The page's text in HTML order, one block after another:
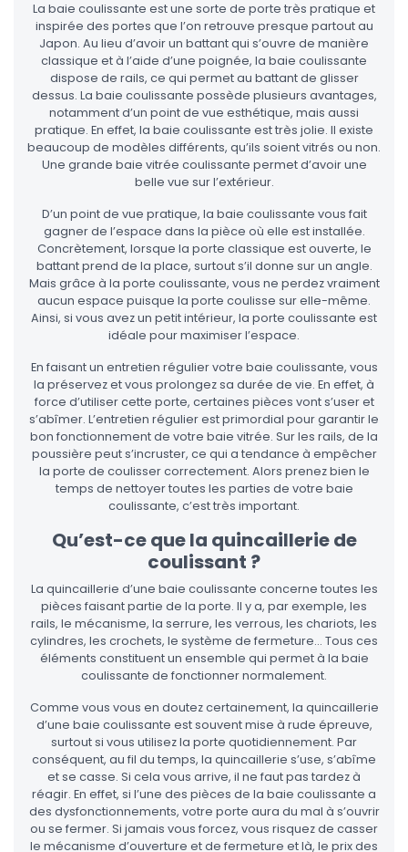
La baie coulissante est une sorte de porte très pratique et
inspirée des portes que l’on retrouve presque partout au
Japon. Au lieu d’avoir un battant qui s’ouvre de manière
classique et à l’aide d’une poignée, la baie coulissante
dispose de rails, ce qui permet au battant de glisser
dessus. La baie coulissante possède plusieurs avantages,
notamment d’un point de vue esthétique, mais aussi
pratique. En effet, la baie coulissante est très jolie. Il existe
beaucoup de modèles différents, qu’ils soient vitrés ou non.
Une grande baie vitrée coulissante permet d’avoir une
belle vue sur l’extérieur.
D’un point de vue pratique, la baie coulissante vous fait
gagner de l’espace dans la pièce où elle est installée.
Concrètement, lorsque la porte classique est ouverte, le
battant prend de la place, surtout s’il donne sur un angle.
Mais grâce à la porte coulissante, vous ne perdez vraiment
aucun espace puisque la porte coulisse sur elle-même.
Ainsi, si vous avez un petit intérieur, la porte coulissante est
idéale pour maximiser l’espace.
En faisant un entretien régulier votre baie coulissante, vous
la préservez et vous prolongez sa durée de vie. En effet, à
force d’utiliser cette porte, certaines pièces vont s’user et
s’abîmer. L’entretien régulier est primordial pour garantir le
bon fonctionnement de votre baie vitrée. Sur les rails, de la
poussière peut s’incruster, ce qui a tendance à empêcher
la porte de coulisser correctement. Alors prenez bien le
temps de nettoyer toutes les parties de votre baie
coulissante, c’est très important.
Qu’est-ce que la quincaillerie de
coulissant ?
La quincaillerie d’une baie coulissante concerne toutes les
pièces faisant partie de la porte. Il y a, par exemple, les
rails, le mécanisme, la serrure, les verrous, les chariots, les
cylindres, les crochets, le système de fermeture… Tous ces
éléments constituent un ensemble qui permet à la baie
coulissante de fonctionner normalement.
Comme vous vous en doutez certainement, la quincaillerie
d’une baie coulissante est souvent mise à rude épreuve,
surtout si vous utilisez la porte quotidiennement. Par
conséquent, au fil du temps, la quincaillerie s’use, s’abîme
et se casse. Si cela vous arrive, il ne faut pas tardez à
réagir. En effet, si l’une des pièces de la baie coulissante a
des dysfonctionnements, votre porte aura du mal à s’ouvrir
ou se fermer. Si jamais vous forcez, vous risquez de casser
le mécanisme d’ouverture et de fermeture et là, le prix des